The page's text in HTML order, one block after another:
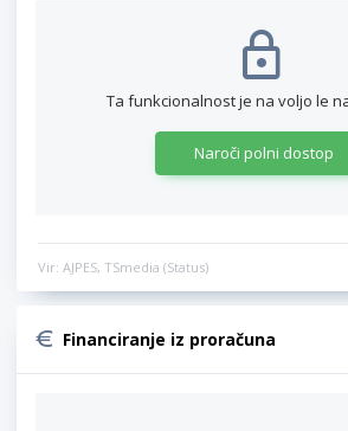
Ta funkcionalnost je na voljo le
Naroči polni dostop
Vir: AJPES, TSmedia (Status)
Financiranje iz proračuna